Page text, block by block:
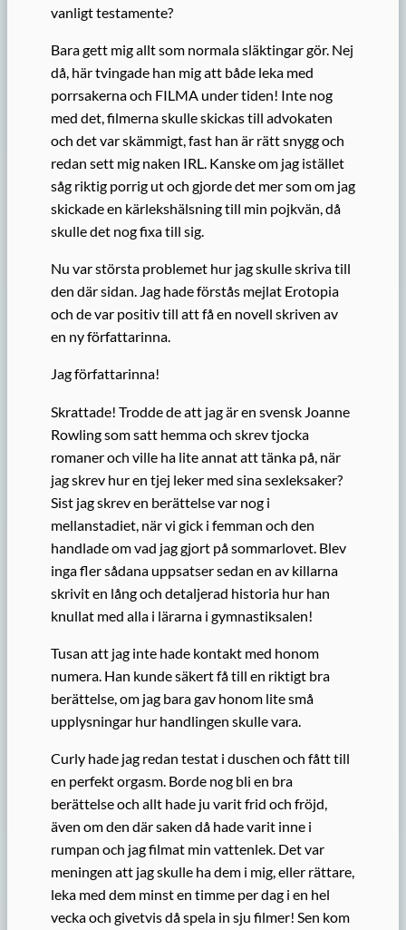
vanligt testamente?
Bara gett mig allt som normala släktingar gör. Nej
då, här tvingade han mig att både leka med
porrsakerna och FILMA under tiden! Inte nog
med det, filmerna skulle skickas till advokaten
och det var skämmigt, fast han är rätt snygg och
redan sett mig naken IRL. Kanske om jag istället
såg riktig porrig ut och gjorde det mer som om jag
skickade en kärlekshälsning till min pojkvän, då
skulle det nog fixa till sig.
Nu var största problemet hur jag skulle skriva till
den där sidan. Jag hade förstås mejlat Erotopia
och de var positiv till att få en novell skriven av
en ny författarinna.
Jag författarinna!
Skrattade! Troddedeatt jag ären svensk Joanne
Rowlingsom satt hemma och skrev tjocka
romaner och ville ha lite annat att tänka på, när
jagskrev hur en tjej leker med sina sexleksaker?
Sist jag skrev en berättelse var nog i
mellanstadiet, när vi gick i femman och den
handlade om vad jag gjort på sommarlovet. Blev
inga fler sådana uppsatser sedan en av killarna
skrivit en lång och detaljerad historia hur han
knullat med alla i lärarna i gymnastiksalen!
Tusan att jag inte hade kontakt med honom
numera. Han kunde säkert få till en riktigt bra
berättelse, om jag bara gav honom lite små
upplysningar hur handlingen skulle vara.
Curly hade jag redan testat i duschen och fått till
en perfekt orgasm. Borde nog bli en bra
berättelse och allt hade ju varit frid och fröjd,
även om den där saken då hade varit inne i
rumpan och jag filmat min vattenlek. Det var
meningen att jag skulle ha dem i mig, eller rättare,
leka med dem minst en timme per dag i en hel
vecka och givetvis då spela in sju filmer! Sen kom